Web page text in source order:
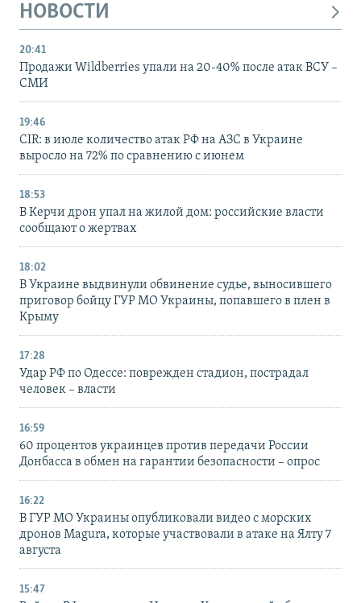
НОВОСТИ
20:41
Продажи Wildberries упали на 20-40% после атак ВСУ –
СМИ
19:46
CIR: в июле количество атак РФ на АЗС в Украине
выросло на 72% по сравнению с июнем
18:53
В Керчи дрон упал на жилой дом: российские власти
сообщают о жертвах
18:02
В Украине выдвинули обвинение судье, выносившего
приговор бойцу ГУР МО Украины, попавшего в плен в
Крыму
17:28
Удар РФ по Одессе: поврежден стадион, пострадал
человек – власти
16:59
60 процентов украинцев против передачи России
Донбасса в обмен на гарантии безопасности – опрос
16:22
В ГУР МО Украины опубликовали видео с морских
дронов Magura, которые участвовали в атаке на Ялту 7
августа
15:47